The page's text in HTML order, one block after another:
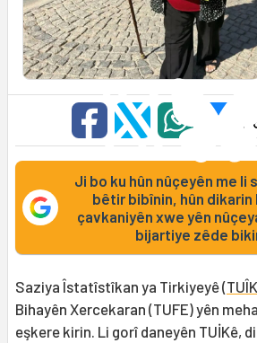
Ji bo ku hûn nûçeyên me li
bêtir bibînin, hûn dikarin
çavkaniyên xwe yên
bijartiye zêde
Saziya Îstatîstîkan ya Tirkiyeyê (TUÎK
Bihayên Xercekaran (TUFE) yên
eşkere kirin. Li gorî daneyên TUİKê,